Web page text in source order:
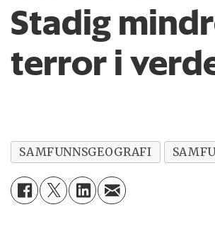
Stadig
terror i
SAMFUNNSGEOGRAFI